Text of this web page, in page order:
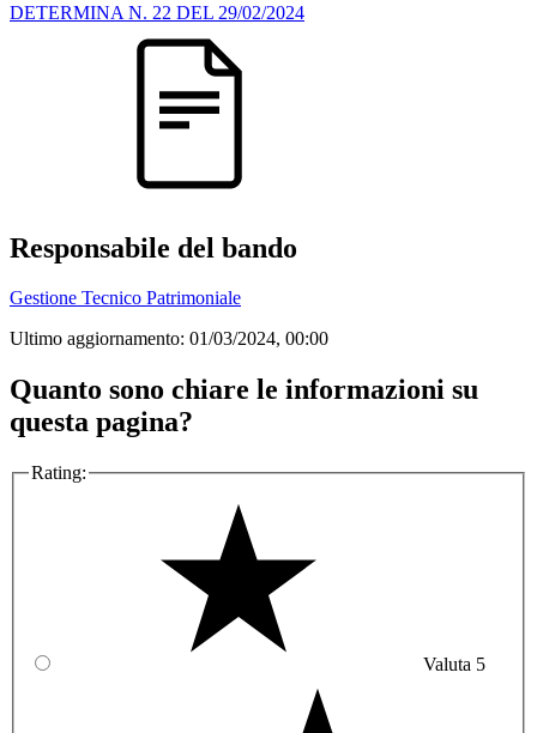
DETERMINA N. 22 DEL 29/02/2024
Responsabile del bando
Gestione Tecnico Patrimoniale
Ultimo aggiornamento: 01/03/2024, 00:00
Quanto sono chiare le informazioni su
questa pagina?
Rating:
Valuta 5